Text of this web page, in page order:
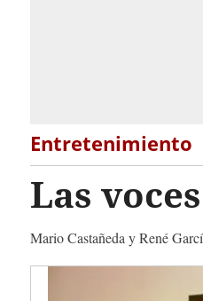
Entretenimiento
Las
Mario Castañeda y René